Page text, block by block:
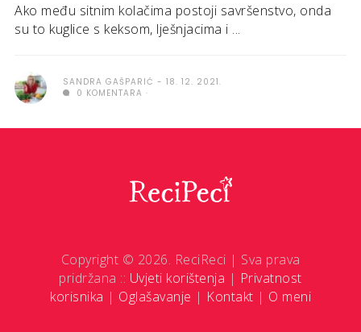
Ako među sitnim kolačima postoji savršenstvo, onda
su to kuglice s keksom, lješnjacima i ...
SANDRA GAŠPARIĆ
18. 12. 2021.
0 KOMENTARA
Copyright © 2026. ReciReci | Sva prava
pridržana :: Uvjeti korištenja | Privatnost
korisnika | Oglašavanje | Kontakt | O meni